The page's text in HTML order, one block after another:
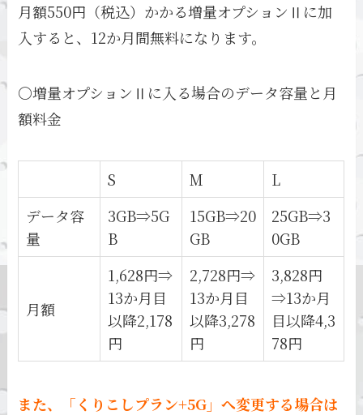
月額550円（税込）かかる増量オプションⅡに加
入すると、12か月間無料になります。
〇増量オプションⅡに入る場合のデータ容量と月
額料金
S M
L
データ容
量
3GB⇒5G
B
15GB⇒20
GB
25GB⇒3
0GB
月額
1,628円⇒
13か月目
以降2,178
円
2,728円⇒
13か月目
以降3,278
円
3,828円
⇒13か月
目以降4,3
78円
また、「くりこしプラン+5G」へ変更する場合は